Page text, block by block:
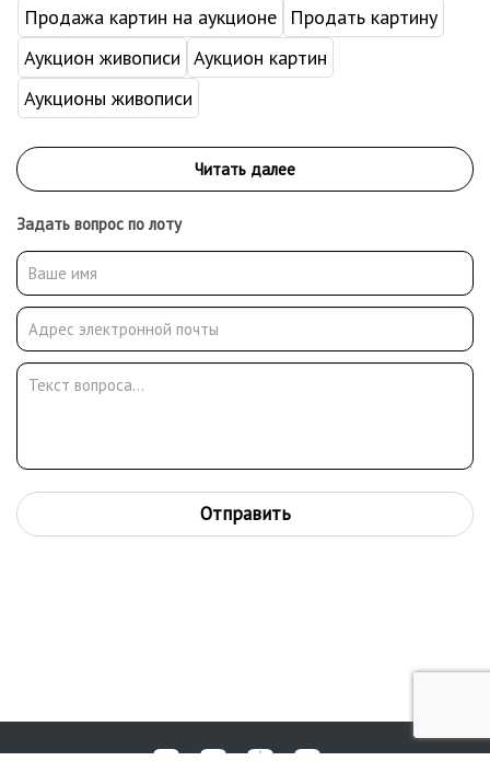
Продажа картин на аукционе
Продать картину
Аукцион живописи Аукцион картин
Аукционы живописи
Задать вопрос по лоту
Отправить